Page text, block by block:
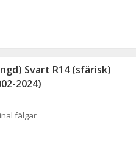
Svart R14 (sfärisk)
2024)
fälgar